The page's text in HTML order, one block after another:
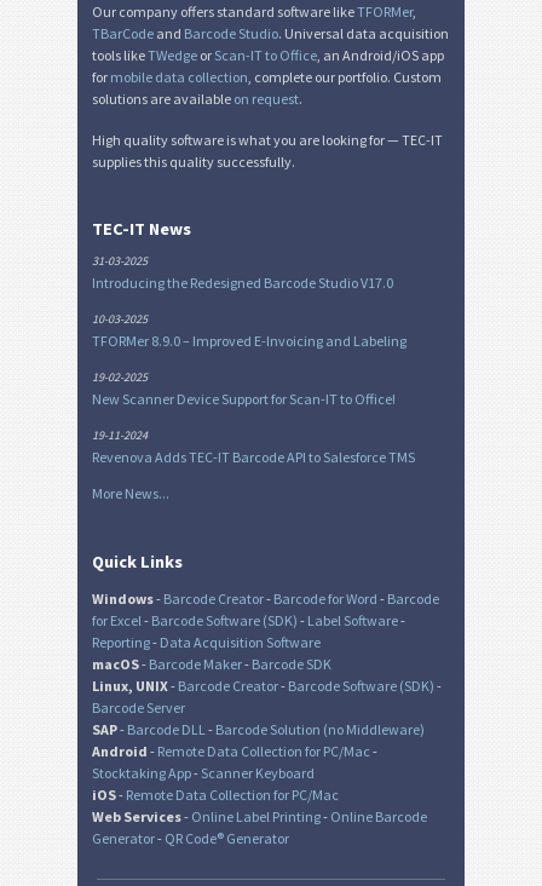
Our company offers standard software likeTFORMer,
TBarCode and Barcode Studio. Universal data acquisition
tools likeTWedge or Scan-IT to Office , an Android/iOS app
for mobile data collection , complete our portfolio. Custom
solutions are available on request.
High quality software is what you are looking for — TEC-IT
supplies this quality successfully.
TEC-IT News
31-03-2025
Introducing the Redesigned Barcode Studio V17.0
10-03-2025
TFORMer 8.9.0 – Improved E-Invoicing and Labeling
19-02-2025
New Scanner Device Support for Scan-IT to Office!
19-11-2024
Revenova Adds TEC-IT Barcode API to Salesforce TMS
More News...
Quick Links
Windows- Barcode Creator- Barcode for Word - Barcode
for Excel - Barcode Software (SDK) - Label Software-
Reporting- Data Acquisition Software
macOS- Barcode Maker- Barcode SDK
Linux, UNIX- Barcode Creator- Barcode Software (SDK) -
Barcode Server
SAP- Barcode DLL - Barcode Solution (no Middleware)
Android - Remote Data Collection for PC/Mac -
Stocktaking App- Scanner Keyboard
iOS- Remote Data Collection for PC/Mac
Web Services- Online Label Printing- Online Barcode
Generator- QR Code® Generator